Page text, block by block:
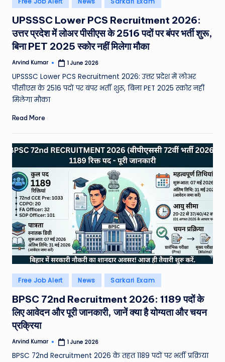
e
a
t
er
,
T
e
h
&
M
o
vi
e
N
e
w
s
A
ro
u
in
UPSSSC Lower PCS Recruitment 2026:
उत्तर प्रदेश में लोअर पीसीएस के 2516 पदों पर बंपर भर्ती शुरू,
बिना PET 2025 स्कोर नहीं मिलेगा मौका
Posted
Arvind Kumar 1 June 2026
UPSSSC Lower PCS Recruitment 2026: उत्तर प्रदेश में लोअर
पीसीएस के 2516 पदों पर बंपर भर्ती शुरू, बिना PET 2025 स्कोर नहीं
मिलेगा मौका
Read More
Posted
in
Free Job Alert News Sarkari Exam
BPSC 72nd Recruitment 2026: 1189 पदों के
लिए आवेदन और पूरी जानकारी, जानें क्या है योग्यता और चयन
प्रक्रिया
Posted
Arvind Kumar 1 June 2026
BPSC 72nd Recruitment 2026 के तहत 1189 पदों पर भर्ती प्रक्रिया